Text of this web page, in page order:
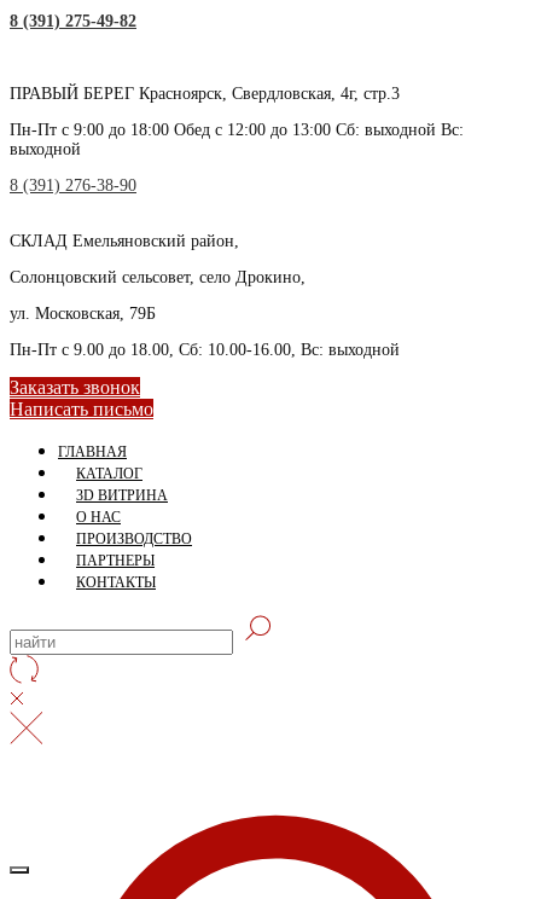
8 (391) 275-49-82
ПРАВЫЙ БЕРЕГ Красноярск, Свердловская, 4г, стр.3
Пн-Пт с 9:00 до 18:00 Обед с 12:00 до 13:00 Сб: выходной Вс:
выходной
8 (391) 276-38-90
СКЛАД Емельяновский район,
Солонцовский сельсовет, село Дрокино,
ул. Московская, 79Б
Пн-Пт с 9.00 до 18.00, Сб: 10.00-16.00, Вс: выходной
Заказать звонок
Написать письмо
ГЛАВНАЯ
КАТАЛОГ
3D ВИТРИНА
О НАС
ПРОИЗВОДСТВО
ПАРТНЕРЫ
КОНТАКТЫ